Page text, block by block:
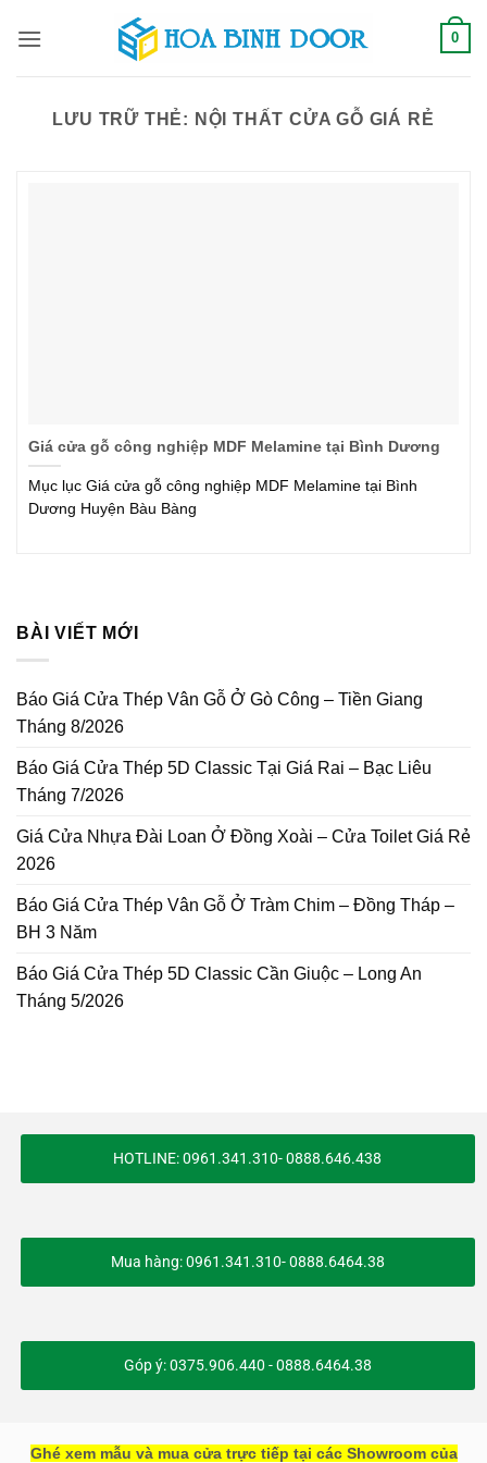
qua
0
LƯU TRỮ THẺ: NỘI THẤT CỬA GỖ GIÁ RẺ
Giá cửa gỗ công nghiệp MDF Melamine tại Bình Dương
Mục lục Giá cửa gỗ công nghiệp MDF Melamine tại Bình
Dương Huyện Bàu Bàng
BÀI VIẾT MỚI
Báo Giá Cửa Thép Vân Gỗ Ở Gò Công – Tiền Giang
Tháng 8/2026
Báo Giá Cửa Thép 5D Classic Tại Giá Rai – Bạc Liêu
Tháng 7/2026
Giá Cửa Nhựa Đài Loan Ở Đồng Xoài – Cửa Toilet Giá Rẻ
2026
Báo Giá Cửa Thép Vân Gỗ Ở Tràm Chim – Đồng Tháp –
BH 3 Năm
Báo Giá Cửa Thép 5D Classic Cần Giuộc – Long An
Tháng 5/2026
HOTLINE: 0961.341.310- 0888.646.438
Mua hàng: 0961.341.310- 0888.6464.38
Góp ý: 0375.906.440 - 0888.6464.38
Ghé xem mẫu và mua cửa trực tiếp tại các Showroom của